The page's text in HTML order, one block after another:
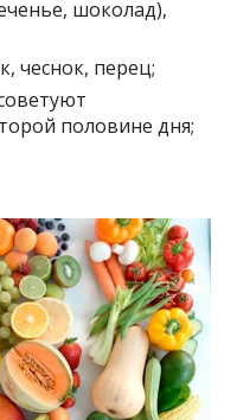
шоколад),
чеснок, перец;
половине дня;